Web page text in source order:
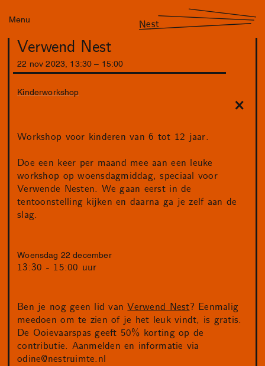
Menu Nest
Verwend Nest
22 nov 2023 13 :30 15 :00
Kinderworkshop
Workshop voor kinderen van 6 tot 12 jaar.
Doe een keer per maand mee aan een leuke
workshop op woensdagmiddag, speciaal voor
Verwende Nesten. We gaan eerst in de
tentoonstelling kijken en daarna ga je zelf aan de
slag.
Woensdag 22 december
13:30 - 15:00 uur
Ben je nog geen lid vanVerwend Nest? Eenmalig
meedoen om te zien of je het leuk vindt, is gratis.
De Ooievaarspas geeft 50% korting op de
contributie. Aanmelden en informatie via
odine@nestruimte.nl